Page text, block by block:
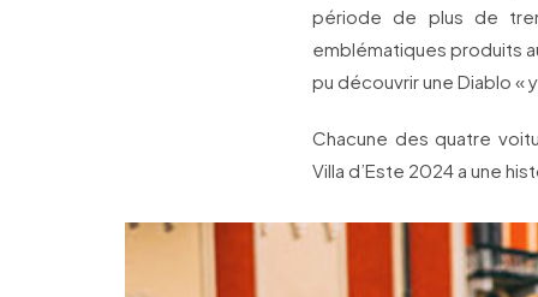
période de plus de
emblématiques produits
pu découvrir une Diablo «
Chacune des quatre
Villa d’Este 2024 a une